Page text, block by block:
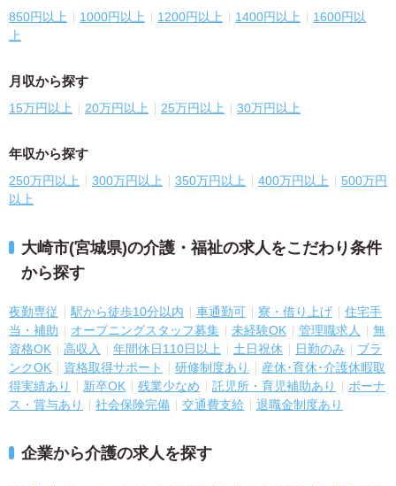
850円以上 1000円以上 1200円以上 1400円以上
1600円以
上
月収から探す
15万円以上 20万円以上 25万円以上 30万円以上
年収から探す
250万円以上 300万円以上 350万円以上 400万円以上
500万円
以上
大崎市(宮城県)の介護・福祉の求人をこだわり条件
から探す
夜勤専従 駅から徒歩10分以内 車通勤可 寮・借り上げ
住宅手
当・補助
オープニングスタッフ募集 未経験OK 管理職求人
無
資格OK
高収入 年間休日110日以上 土日祝休 日勤のみ
ブラ
ンクOK
資格取得サポート 研修制度あり
産休･育休･介護休暇取
得実績あり
新卒OK 残業少なめ 託児所・育児補助あり
ボーナ
ス・賞与あり
社会保険完備 交通費支給 退職金制度あり
企業から介護の求人を探す